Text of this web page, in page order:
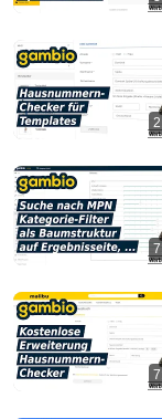
Will She